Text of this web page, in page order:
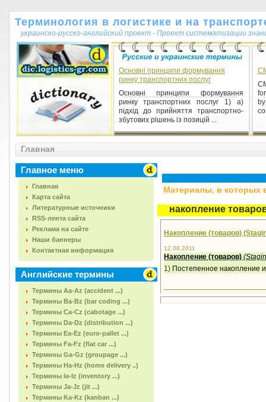
Терминология в логистике и на
украинско-русско-английский проект - Проект систематизации
Основні принципи формування
ринку транспортних послуг
Основні принципи формування
ринку транспортних послуг 1) а)
підхід до прийняття транспортно-
збутових рішень із позицій ...
Главная
Главное меню
Главная
Карта сайта
Литературные источники
RSS-лента сайта
Реклама на сайте
Наши баннеры
Контактная информация
Английские термины
Термины Aa-Az (accident ...)
Термины Ba-Bz (bar coding ...)
Термины Ca-Cz (cabotage ...)
Термины Da-Dz (distribution ...)
Термины Ea-Ez (euro-pallet ...)
Термины Fa-Fz (flat car ...)
Термины Ga-Gz (groupage ...)
Термины Ha-Hz (home delivery ..)
Термины Ia-Iz (inventory ...)
Термины Ja-Jz (jit ...)
Термины Ka-Kz (kanban ...)
Материалы, в которых
накопление
Накопление (товаров)
12.08.2011
Накопление (товаров) (
1) Постепенное накопление